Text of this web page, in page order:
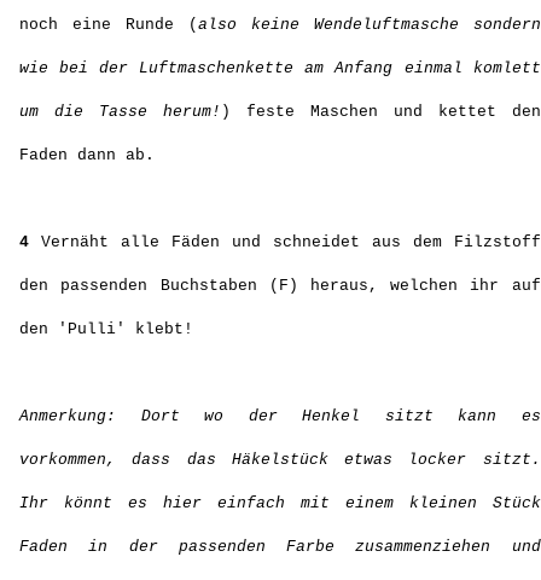
noch eine Runde ( also keine Wendeluftmasche sondern
wie bei der Luftmaschenkette am Anfang einmal komlett
um die Tasse herum! ) feste Maschen und kettet den
Faden dann ab.
4 Vernäht alle Fäden und schneidet aus dem Filzstoff
den passenden Buchstaben (F) heraus, welchen ihr auf
den 'Pulli' klebt!
Anmerkung: Dort wo der Henkel sitzt kann es
vorkommen, dass das Häkelstück etwas locker sitzt.
Ihr könnt es hier einfach mit einem kleinen Stück
Faden in der passenden Farbe zusammenziehen und